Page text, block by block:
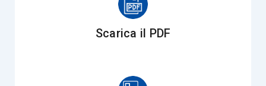
”, a patto che il fallito abbia avanzato tale
introduzione, ha riformulato
Scarica il PDF